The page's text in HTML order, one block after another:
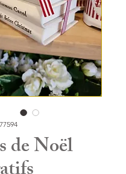
de Noël